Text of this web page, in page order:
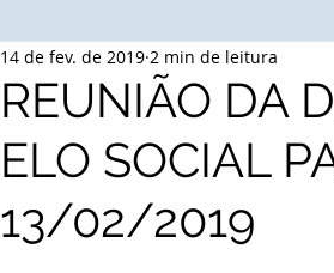
REUNIÃO DA
ELO SOCIAL
13/02/2019
14 de fev. de 2019 2 min de leitura